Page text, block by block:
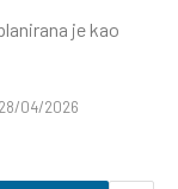
je kao
28/04/2026